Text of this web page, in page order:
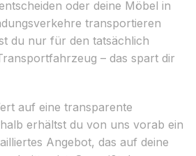
oder deine Möbel in
transportieren
du nur für den tatsächlich
– das spart dir
auf eine transparente
erhältst du von uns vorab ein
Angebot, das auf deine